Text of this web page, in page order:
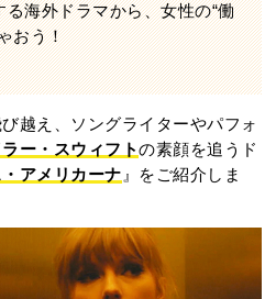
海外ドラマから、女性の“働
おう！
越え、ソングライターやパフォ
ー・スウィフトの素顔を追うド
・アメリカーナ 』をご紹介しま